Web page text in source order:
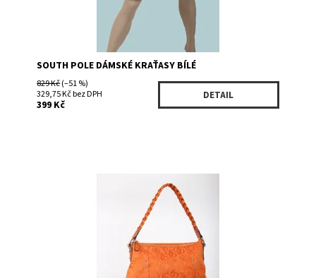
SOUTH POLE DÁMSKÉ KRAŤASY BÍLÉ
829 Kč(–51 %)
329,75 Kč bez DPH
399 Kč
DETAIL
D1506C5403OL